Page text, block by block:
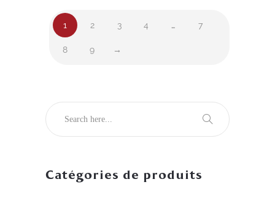
1 2 3 4 … 7
8 9 →
Catégories de produits